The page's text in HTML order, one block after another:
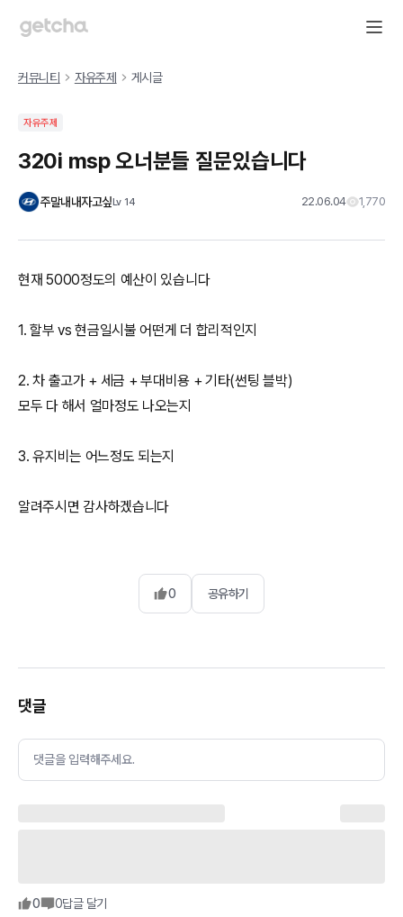
커뮤니티 자유주제 게시글
자유주제
320i msp 오너분들 질문있습니다
주말내내자고싶Lv 14 22.06.04 1,770
현재 5000정도의 예산이 있습니다
1. 할부 vs 현금일시불 어떤게 더 합리적인지
2. 차 출고가 + 세금 + 부대비용 + 기타(썬팅 블박)
모두 다 해서 얼마정도 나오는지
3. 유지비는 어느정도 되는지
알려주시면 감사하겠습니다
0 공유하기
댓글
댓글을 입력해주세요.
0 0답글 달기